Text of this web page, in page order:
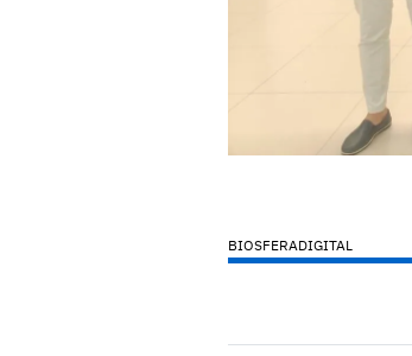
BIOSFERADIGITAL